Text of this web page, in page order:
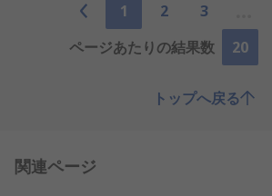
1 2 3
ページあたりの結果数
20
トップへ戻る
関連ページ